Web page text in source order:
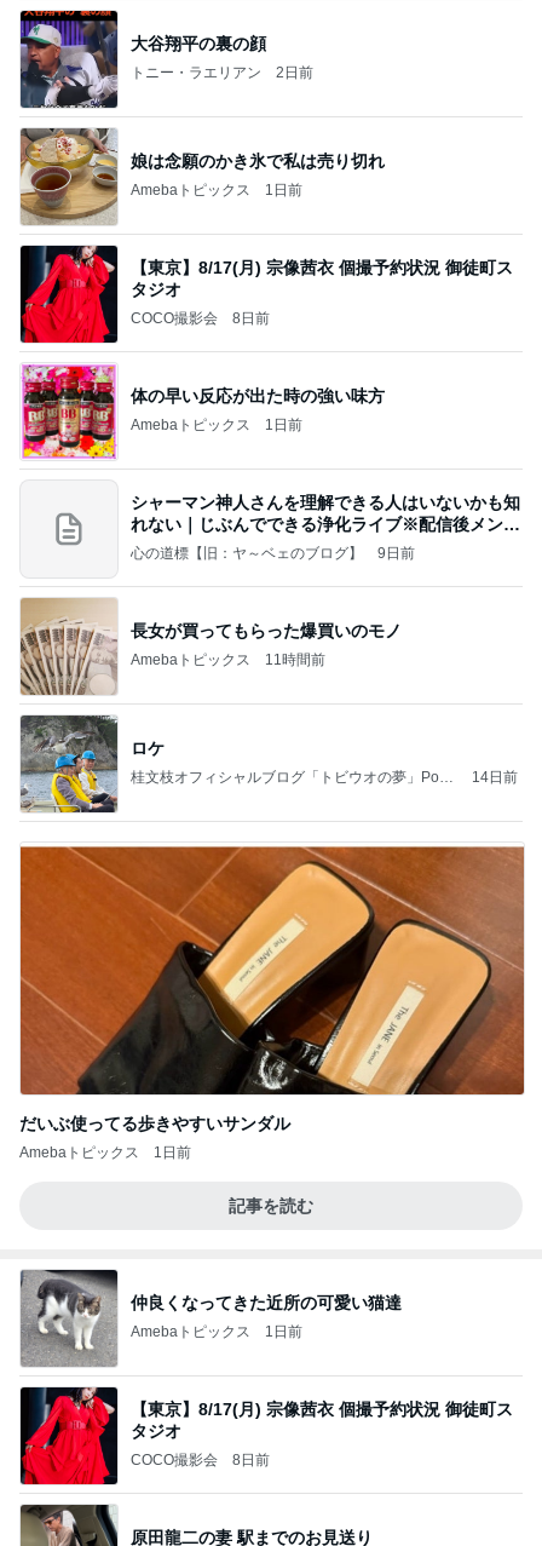
大谷翔平の裏の顔
トニー・ラエリアン 2日前
娘は念願のかき氷で私は売り切れ
Amebaトピックス 1日前
【東京】8/17(月) 宗像茜衣 個撮予約状況 御徒町ス
タジオ
COCO撮影会 8日前
体の早い反応が出た時の強い味方
Amebaトピックス 1日前
シャーマン神人さんを理解できる人はいないかも知
れない｜じぶんでできる浄化ライブ※配信後メンバ
ー限
心の道標【旧：ヤ～ベェのブログ】 9日前
長女が買ってもらった爆買いのモノ
Amebaトピックス 11時間前
ロケ
桂文枝オフィシャルブログ「トビウオの夢」Pow
14日前
だいぶ使ってる歩きやすいサンダル
Amebaトピックス 1日前
記事を読む
仲良くなってきた近所の可愛い猫達
Amebaトピックス 1日前
【東京】8/17(月) 宗像茜衣 個撮予約状況 御徒町ス
タジオ
COCO撮影会 8日前
原田龍二の妻 駅までのお見送り